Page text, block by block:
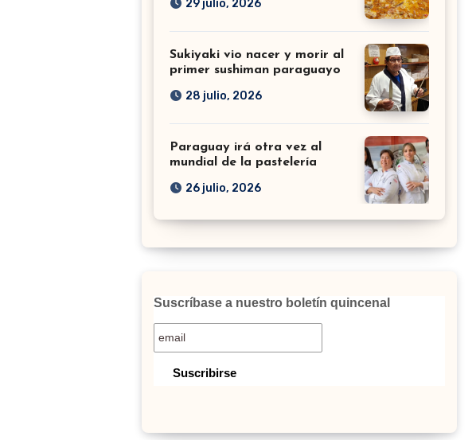
29 julio, 2026
Sukiyaki vio nacer y morir al
primer sushiman paraguayo
28 julio, 2026
Paraguay irá otra vez al
mundial de la pastelería
26 julio, 2026
Suscríbase a nuestro boletín quincenal